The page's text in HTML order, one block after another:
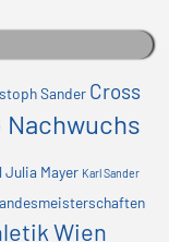
Sander Cross
Nachwuchs
Julia Mayer Karl Sander
Wien